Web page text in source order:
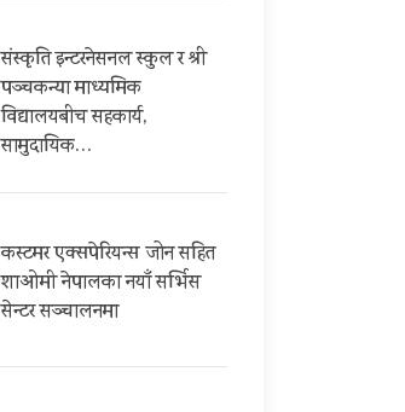
संस्कृति इन्टरनेसनल स्कुल र श्री
पञ्चकन्या माध्यमिक
विद्यालयबीच सहकार्य,
सामुदायिक…
कस्टमर एक्सपेरियन्स जोन सहित
शाओमी नेपालका नयाँ सर्भिस
सेन्टर सञ्चालनमा